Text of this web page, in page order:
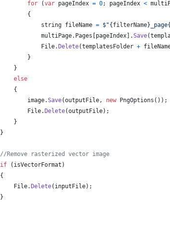
for
(var pageIndex = 0; pageIndex <
{
string fileName = $"{ filterName} _page{
multiPage. Pages pageIndex .Save(
File. Delete(templatesFolder +
}
}
else
{
image.Save(outputFile, new PngOptions ( ) ) ;
File. Delete(outputFile) ;
}
}
//Remove rasterized vector image
if
( isVectorFormat )
{
File. Delete( inputFile) ;
}